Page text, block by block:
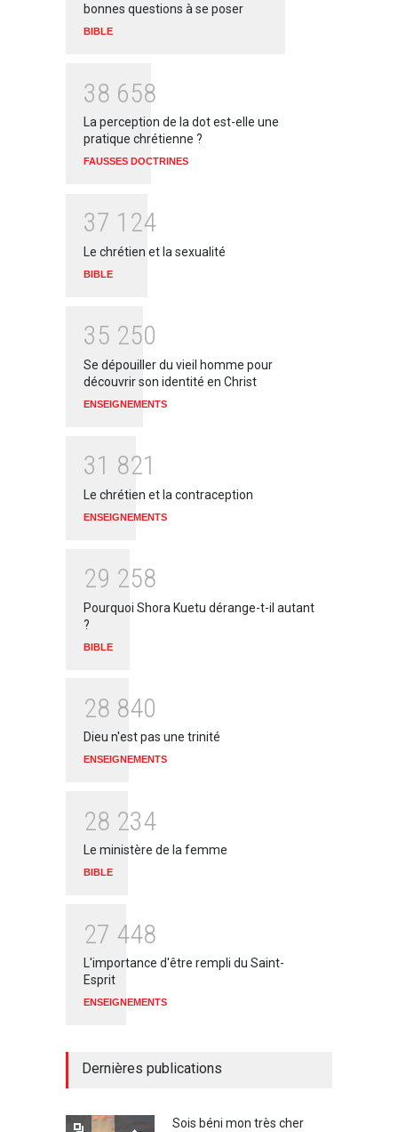
bonnes questions à se poser
BIBLE
38 658
La perception de la dot est-elle une
pratique chrétienne ?
FAUSSES DOCTRINES
37 1 24
Le chrétien et la sexualité
BIBLE
35 250
Se dépouiller du vieil homme pour
découvrir son identité en Christ
ENSEIGNEMENTS
31 821
Le chrétien et la contraception
ENSEIGNEMENTS
29 258
Pourquoi Shora Kuetu dérange-t-il autant
?
BIBLE
28 840
Dieu n'est pas une trinité
ENSEIGNEMENTS
28 234
Le ministère de la femme
BIBLE
27 448
L'importance d'être rempli du Saint-
Esprit
ENSEIGNEMENTS
Dernières publications
Sois béni mon très cher